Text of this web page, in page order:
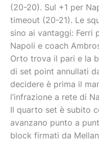
(20-20). Sul +1 per
timeout (20-21). Le
sino ai vantaggi: Ferri
Napoli e coach
Orto trova il pari e la
di set point annullati
decidere è prima il
l’infrazione a rete di
Il quarto set è subito
avanzano punto a
block firmati da